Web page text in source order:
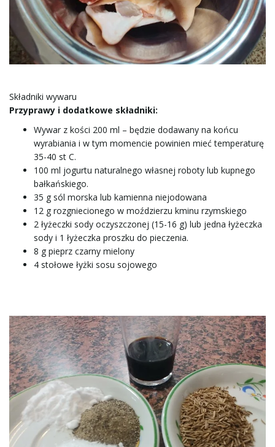
Składniki wywaru
Przyprawy i dodatkowe składniki:
Wywar z kości 200 ml – będzie dodawany na końcu
wyrabiania i w tym momencie powinien mieć temperaturę
35-40 st C.
100 ml jogurtu naturalnego własnej roboty lub kupnego
bałkańskiego.
35 g sól morska lub kamienna niejodowana
12 g rozgniecionego w moździerzu kminu rzymskiego
2 łyżeczki sody oczyszczonej (15-16 g) lub jedna łyżeczka
sody i 1 łyżeczka proszku do pieczenia.
8 g pieprz czarny mielony
4 stołowe łyżki sosu sojowego